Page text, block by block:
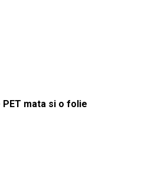
mata si o folie